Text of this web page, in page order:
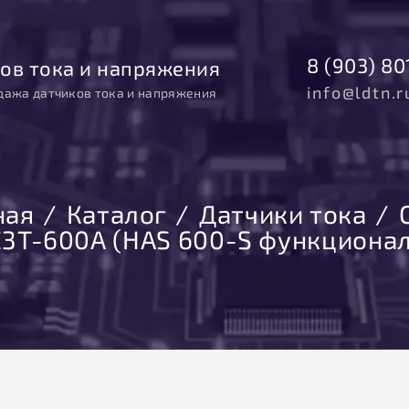
тока и напряжения
датчиков тока и напряжения
8 (903)
Каталог Датчики тока
600А (HAS 600-S